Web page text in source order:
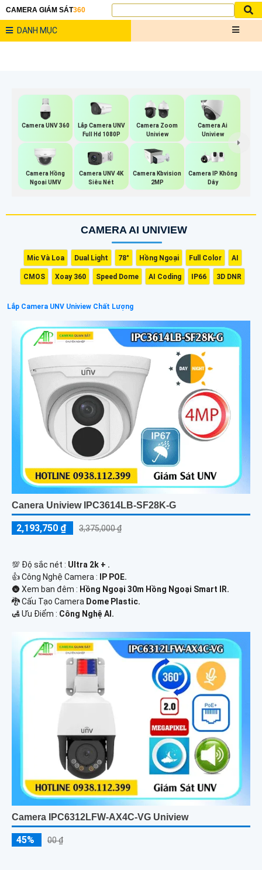
CAMERA GIÁM SÁT360
DANH MỤC
Camera UNV 360
Lắp Camera UNV
Full Hd 1080P
Camera Zoom
Uniview
Camera Ai
Uniview
Camera Hồng
Ngoại UMV
Camera UNV 4K
Siêu Nét
Camera Kbvision
2MP
Camera IP Không
Dây
CAMERA AI UNIVIEW
Mic Và Loa Dual Light 78° Hồng Ngoại Full Color AI
CMOS Xoay 360 Speed Dome AI Coding IP66 3D DNR
Lắp Camera UNV Uniview Chất Lượng
Canera Uniview IPC3614LB-SF28K-G
2,193,750 ₫ 3,375,000 ₫
💯 Độ sắc nét : Ultra 2k + .
👍 Công Nghệ Camera :
IP POE.
🌚 Xem ban đêm : Hồng Ngoại 30m Hồng Ngoại Smart IR.
🐉️ Cấu Tạo Camera Dome Plastic.
️🛃 Ưu Điểm : Công Nghệ AI.
Camera IPC6312LFW-AX4C-VG Uniview
45% 00 ₫